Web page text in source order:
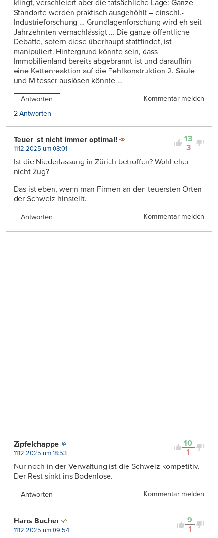
klingt, verschleiert aber die tatsächliche Lage: Ganze
Standorte werden praktisch ausgehöhlt – einschl.-
Industrieforschung … Grundlagenforschung wird eh seit
Jahrzehnten vernachlässigt … Die ganze öffentliche
Debatte, sofern diese überhaupt stattfindet, ist
manipuliert. Hintergrund könnte sein, dass
Immobilienland bereits abgebrannt ist und daraufhin
eine Kettenreaktion auf die Fehlkonstruktion 2. Säule
und Mitesser auslösen könnte …
Antworten
Kommentar melden
2 Antworten
13
3
Teuer ist nicht immer optimal!
11.12.2025 um 08:01
Ist die Niederlassung in Zürich betroffen? Wohl eher
nicht Zug?
Das ist eben, wenn man Firmen an den teuersten Orten
der Schweiz hinstellt.
Antworten Kommentar melden
10
1
Zipfelchappe
11.12.2025 um 18:53
Nur noch in der Verwaltung ist die Schweiz kompetitiv.
Der Rest sinkt ins Bodenlose.
Antworten Kommentar melden
9
1
Hans Bucher
11.12.2025 um 09:54